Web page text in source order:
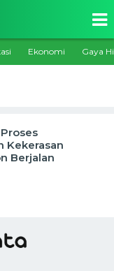
Ekonomi Gaya
Kekerasan
Berjalan